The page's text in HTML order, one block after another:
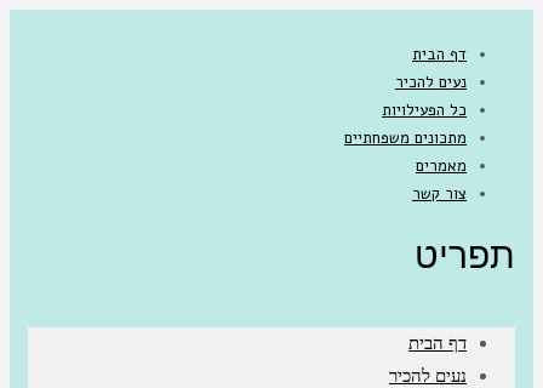
דף הבית
נעים להכיר
כל הפעילויות
מתכונים משפחתיים
מאמרים
צור קשר
תפריט
דף הבית
נעים להכיר